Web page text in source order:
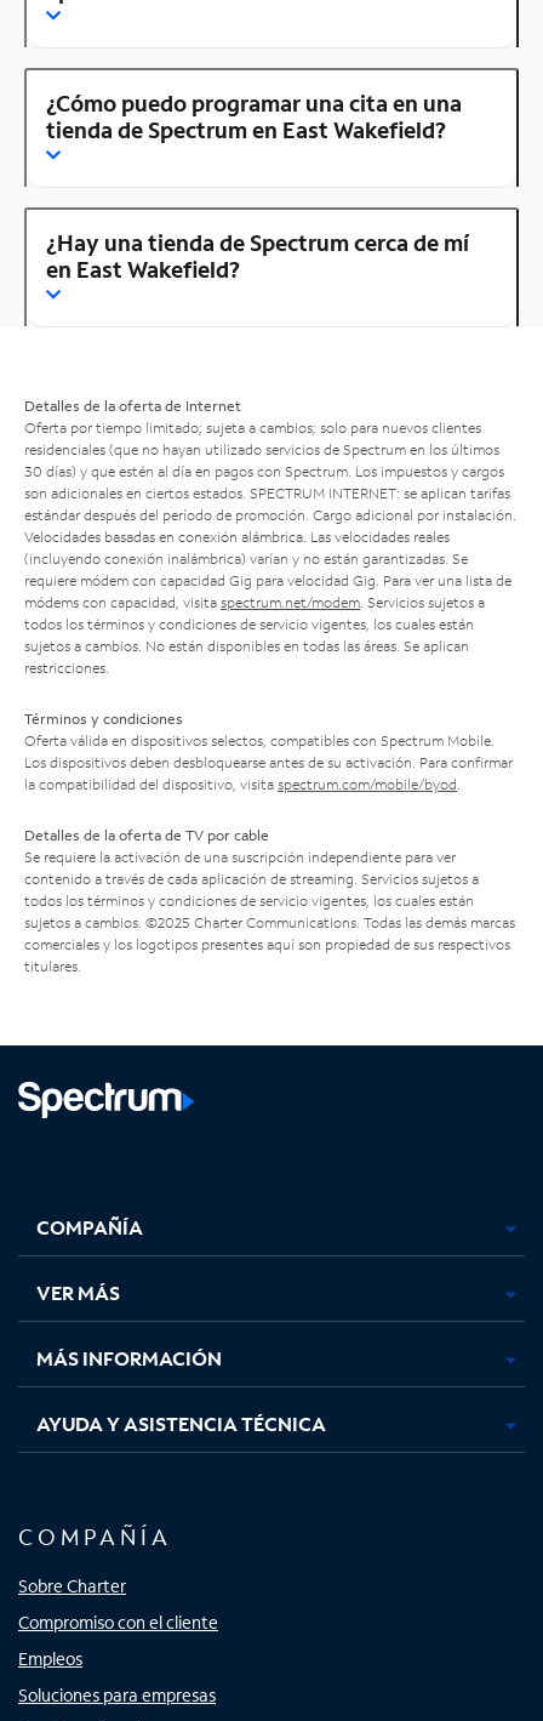
¿Cómo puedo programar una cita en una
tienda de Spectrum en East Wakefield?
¿Hay una tienda de Spectrum cerca de mí
en East Wakefield?
Detalles de la oferta de Internet
Oferta por tiempo limitado; sujeta a cambios; solo para nuevos clientes
residenciales (que no hayan utilizado servicios de Spectrum en los últimos
30 días) y que estén al día en pagos con Spectrum. Los impuestos y cargos
son adicionales en ciertos estados. SPECTRUM INTERNET: se aplican tarifas
estándar después del período de promoción. Cargo adicional por instalación.
Velocidades basadas en conexión alámbrica. Las velocidades reales
(incluyendo conexión inalámbrica) varían y no están garantizadas. Se
requiere módem con capacidad Gig para velocidad Gig. Para ver una lista de
módems con capacidad, visita spectrum.net/modem . Servicios sujetos a
todos los términos y condiciones de servicio vigentes, los cuales están
sujetos a cambios. No están disponibles en todas las áreas. Se aplican
restricciones.
Términos y condiciones
Oferta válida en dispositivos selectos, compatibles con Spectrum Mobile.
Los dispositivos deben desbloquearse antes de su activación. Para confirmar
la compatibilidad del dispositivo, visita spectrum.com/mobile/byod
Detalles de la oferta de TV por cable
Se requiere la activación de una suscripción independiente para ver
contenido a través de cada aplicación de streaming. Servicios sujetos a
todos los términos y condiciones de servicio vigentes, los cuales están
sujetos a cambios. ©2025 Charter Communications. Todas las demás marcas
comerciales y los logotipos presentes aquí son propiedad de sus respectivos
titulares.
abre
en
pestaña
nueva
abre
en
pestaña
nueva
abre
en
pestaña
nueva
en
nueva
COMPAÑÍA
VER MÁS
MÁS INFORMACIÓN
AYUDA Y ASISTENCIA TÉCNICA
COMPAÑÍA
Sobre Charter
Compromiso con el cliente
Empleos
Soluciones para empresas